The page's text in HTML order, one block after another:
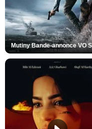
Mutiny Bande-annonce VO